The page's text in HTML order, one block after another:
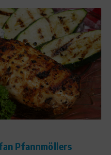
Pfannmöllers